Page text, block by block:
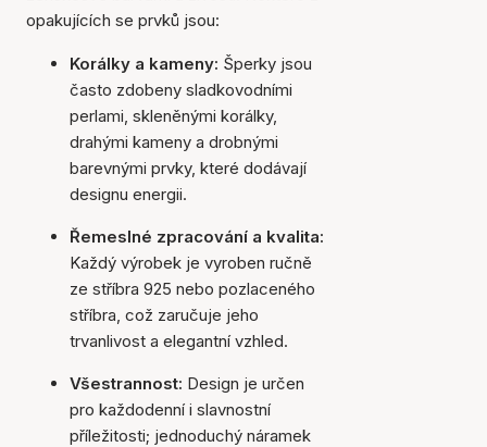
opakujících se prvků jsou:
Korálky a kameny: Šperky jsou
často zdobeny sladkovodními
perlami, skleněnými korálky,
drahými kameny a drobnými
barevnými prvky, které dodávají
designu energii.
Řemeslné zpracování a kvalita:
Každý výrobek je vyroben ručně
ze stříbra 925 nebo pozlaceného
stříbra, což zaručuje jeho
trvanlivost a elegantní vzhled.
Všestrannost: Design je určen
pro každodenní i slavnostní
příležitosti; jednoduchý náramek